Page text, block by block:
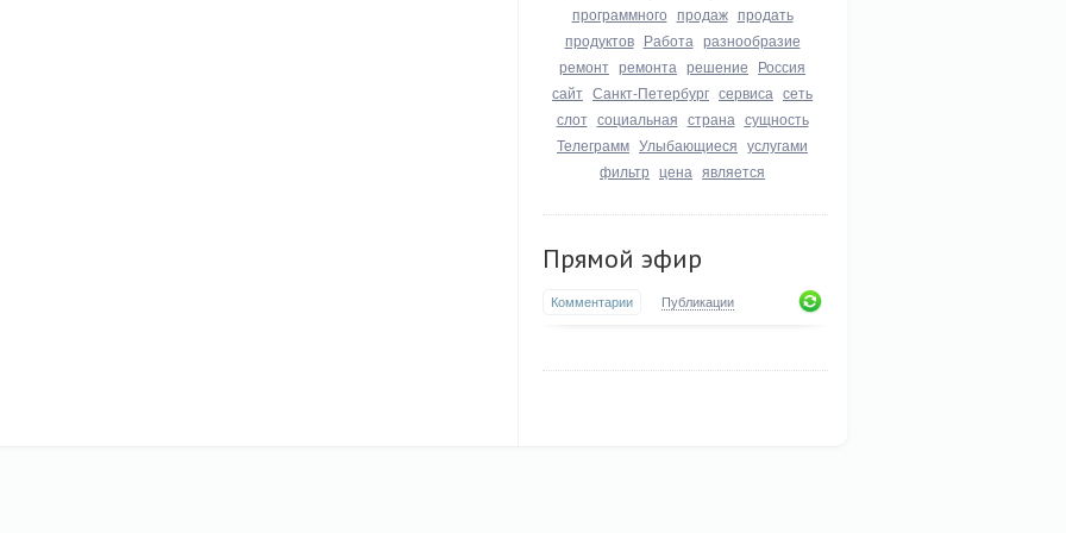
программного продаж продать
продуктов Работа разнообразие
ремонт ремонта решение Россия
сайт Санкт-Петербург сервиса сеть
слот социальная страна сущность
Телеграмм Улыбающиеся услугами
фильтр цена является
Прямой эфир
Комментарии Публикации